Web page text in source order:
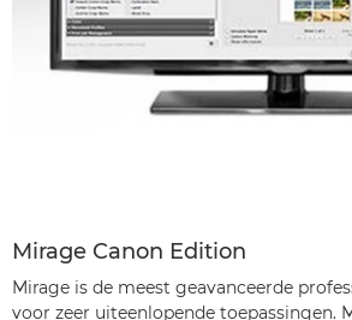
Mirage Canon Edition
Mirage is de meest geavanceerde
voor zeer uiteenlopende toepassingen.